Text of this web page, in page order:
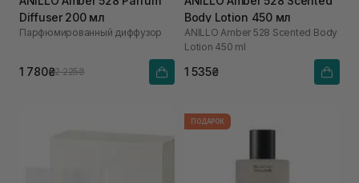
Diffuser 200 мл
Парфюмированный диффузор
1 780₴2 225₴
Body Lotion 450 мл
ANILLO Amber 528 Scented Body
Lotion 450 ml
1 535₴
ПОДАРОК